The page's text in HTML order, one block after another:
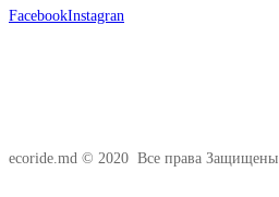
FacebookInstagran
ecoride.md © 2020 Все права Защищены